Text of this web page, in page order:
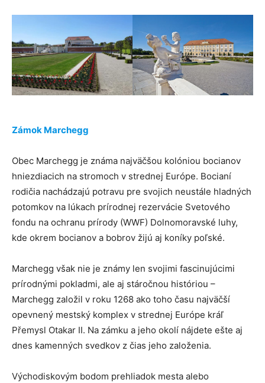
Zámok Marchegg
Obec Marchegg je známa najväčšou kolóniou bocianov
hniezdiacich na stromoch v strednej Európe. Bocianí
rodičia nachádzajú potravu pre svojich neustále hladných
potomkov na lúkach prírodnej rezervácie Svetového
fondu na ochranu prírody (WWF) Dolnomoravské luhy,
kde okrem bocianov a bobrov žijú aj koníky poľské.
Marchegg však nie je známy len svojimi fascinujúcimi
prírodnými pokladmi, ale aj stáročnou históriou –
Marchegg založil v roku 1268 ako toho času najväčší
opevnený mestský komplex v strednej Európe kráľ
Přemysl Otakar II. Na zámku a jeho okolí nájdete ešte aj
dnes kamenných svedkov z čias jeho založenia.
Východiskovým bodom prehliadok mesta alebo